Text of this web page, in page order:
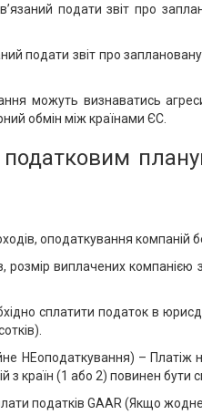
подати звіт про
подати звіт про
можуть визнаватись
обмін між країнами ЄС.
оподаткування компаній
розмір виплачених
сплатити податок в
НЕоподаткування) –
з країн (1 або 2) повинен бути
податків GAAR (Якщо